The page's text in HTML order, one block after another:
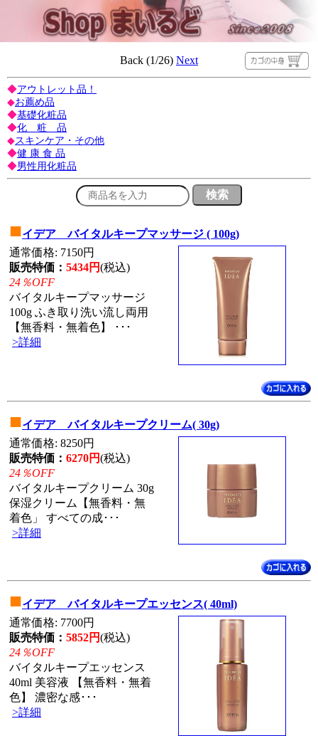
Back (1/26) Next
◆アウトレット品！
◆お薦め品
◆基礎化粧品
◆化 粧 品
◆スキンケア・その他
◆健 康 食 品
◆男性用化粧品
■イデア バイタルキープマッサージ ( 100g)
通常価格: 7150円
販売特価： 5434円(税込)
24％OFF
バイタルキープマッサージ
100g ふき取り洗い流し両用
【無香料・無着色】 ･･･
>詳細
■イデア バイタルキープクリーム( 30g)
通常価格: 8250円
販売特価： 6270円(税込)
24％OFF
バイタルキープクリーム 30g
保湿クリーム【無香料・無
着色」 すべての成･･･
>詳細
■イデア バイタルキープエッセンス( 40ml)
通常価格: 7700円
販売特価： 5852円(税込)
24％OFF
バイタルキープエッセンス
40ml 美容液 【無香料・無着
色】 濃密な感･･･
>詳細